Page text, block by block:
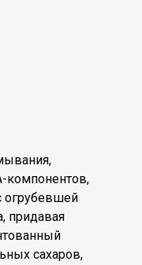
компонентов,
огрубевшей
придавая
сахаров,